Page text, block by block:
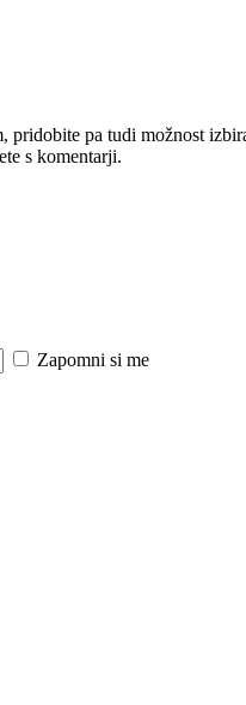
pa tudi možnost
s komentarji.
Zapomni si me